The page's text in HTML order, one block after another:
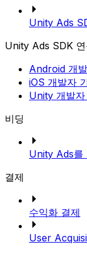
Unity Ads
Unity Ads SDK 연
Android 개
iOS 개발자
Unity 개발자
비딩
Unity Ads를
결제
수익화 결제
User